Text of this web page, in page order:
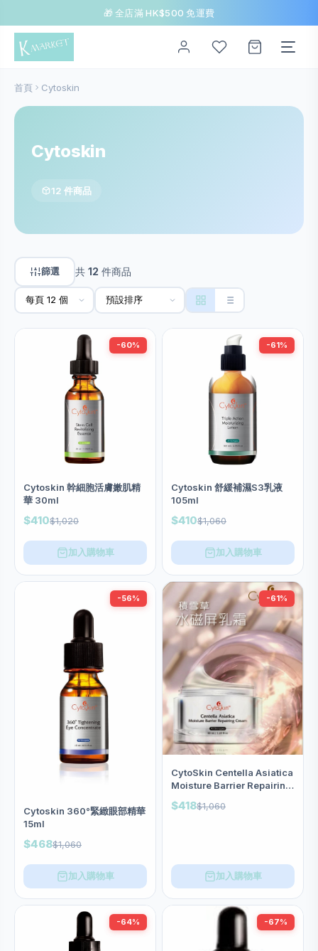
🎁 全店滿 HK$500 免運費
首頁 Cytoskin
Cytoskin
12 件商品
篩選 共 12 件商品
-60%
Cytoskin 幹細胞活膚嫩肌精
華 30ml
$410$1,020
加入購物車
-61%
Cytoskin 舒緩補濕S3乳液
105ml
$410$1,060
加入購物車
-56%
Cytoskin 360°緊緻眼部精華
15ml
$468$1,060
加入購物車
-61%
CytoSkin Centella Asiatica
Moisture Barrier Repairing
50ml
$418$1,060
加入購物車
-64% -67%